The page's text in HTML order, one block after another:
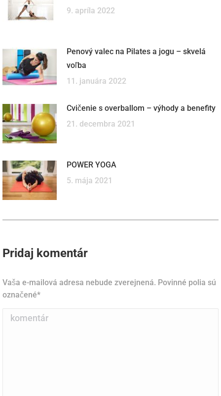
9. apríla 2022
Penový valec na Pilates a jogu – skvelá
voľba
11. januára 2022
Cvičenie s overballom – výhody a benefity
21. decembra 2021
POWER YOGA
5. mája 2021
Pridaj komentár
Vaša e-mailová adresa nebude zverejnená. Povinné polia sú
označené*
komentár